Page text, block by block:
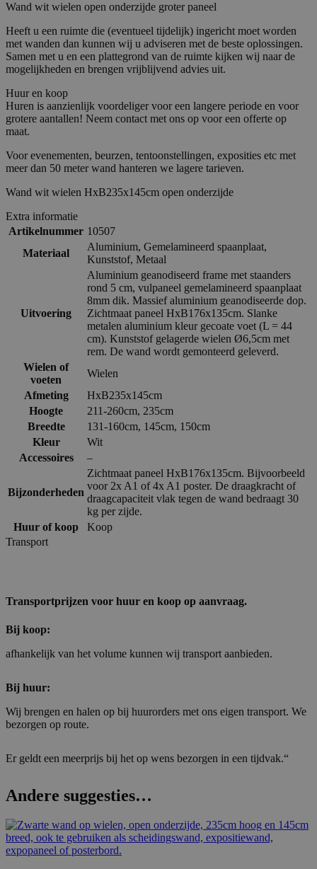
Wand wit wielen open onderzijde groter paneel
Heeft u een ruimte die (eventueel tijdelijk) ingericht moet worden
met wanden dan kunnen wij u adviseren met de beste oplossingen.
Samen met u en een plattegrond van de ruimte kijken wij naar de
mogelijkheden en brengen vrijblijvend advies uit.
Huur en koop
Huren is aanzienlijk voordeliger voor een langere periode en voor
grotere aantallen! Neem contact met ons op voor een offerte op
maat.
Voor evenementen, beurzen, tentoonstellingen, exposities etc met
meer dan 50 meter wand hanteren we lagere tarieven.
Wand wit wielen HxB235x145cm open onderzijde
Extra informatie
Artikelnummer 10507
Materiaal
Aluminium, Gemelamineerd spaanplaat,
Kunststof, Metaal
Uitvoering
Aluminium geanodiseerd frame met staanders
rond 5 cm, vulpaneel gemelamineerd spaanplaat
8mm dik. Massief aluminium geanodiseerde dop.
Zichtmaat paneel HxB176x135cm. Slanke
metalen aluminium kleur gecoate voet (L = 44
cm). Kunststof gelagerde wielen Ø6,5cm met
rem. De wand wordt gemonteerd geleverd.
Wielen of
voeten
Wielen
Afmeting
HxB235x145cm
Hoogte
211-260cm, 235cm
Breedte
131-160cm, 145cm, 150cm
Kleur
Wit
Accessoires
–
Bijzonderheden
Zichtmaat paneel HxB176x135cm. Bijvoorbeeld
voor 2x A1 of 4x A1 poster. De draagkracht of
draagcapaciteit vlak tegen de wand bedraagt 30
kg per zijde.
Huur of koop
Koop
Transport
Transportprijzen voor huur en koop op aanvraag.
Bij koop:
afhankelijk van het volume kunnen wij transport aanbieden.
Bij huur:
Wij brengen en halen op bij huurorders met ons eigen transport. We
bezorgen op route.
Er geldt een meerprijs bij het op wens bezorgen in een tijdvak.“
Andere suggesties…